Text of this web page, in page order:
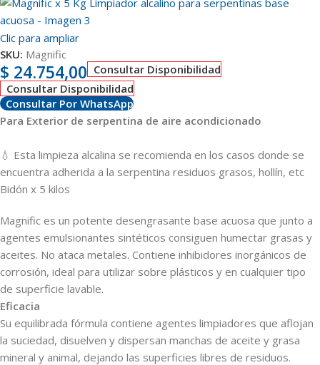
Clic para ampliar
SKU: Magnific
$ 24.754,00 Consultar Disponibilidad
Consultar Disponibilidad
Consultar Por WhatsApp
Para Exterior de serpentina de aire acondicionado
💧 Esta limpieza alcalina se recomienda en los casos donde se
encuentra adherida a la serpentina residuos grasos, hollín, etc
Bidón x 5 kilos
Magnific es un potente desengrasante base acuosa que junto a
agentes emulsionantes sintéticos consiguen humectar grasas y
aceites. No ataca metales. Contiene inhibidores inorgánicos de
corrosión, ideal para utilizar sobre plásticos y en cualquier tipo
de superficie lavable.
Eficacia
Su equilibrada fórmula contiene agentes limpiadores que aflojan
la suciedad, disuelven y dispersan manchas de aceite y grasa
mineral y animal, dejando las superficies libres de residuos.